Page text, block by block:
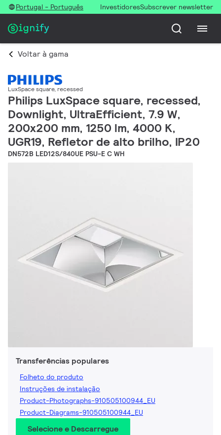
Portugal - Português InvestidoresSubscrever newsletter
Voltar à gama
LuxSpace square, recessed
Philips LuxSpace square, recessed,
Downlight, UltraEfficient, 7.9 W,
200x200 mm, 1250 lm, 4000 K,
UGR19, Refletor de alto brilho, IP20
DN572B LED12S/840UE PSU-E C WH
Transferências populares
Folheto do produto
Instruções de instalação
Product-Photographs-910505100944_EU
Product-Diagrams-910505100944_EU
Selecione e Descarregue